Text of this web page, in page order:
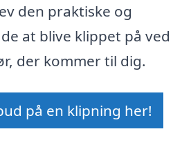
den praktiske og
at blive klippet på ved
der kommer til dig.
på en klipning her!